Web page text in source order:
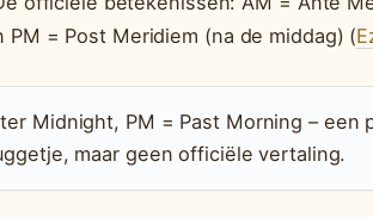
PM = Post Meridiem (na de middag) (
Midnight, PM = Past Morning – een
maar geen officiële vertaling.